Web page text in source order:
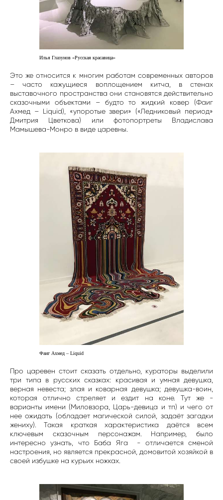
Илья Глазунов «Русская красавица»
Это же относится к многим работам современных авторов
– часто кажущиеся воплощением китча, в стенах
выставочного пространства они становятся действительно
сказочными объектами – будто то жидкий ковер (Фаиг
Ахмед – Liquid), «упоротые звери» («Ледниковый период»
Дмитрия Цветкова) или фотопортреты Владислава
Мамышева-Монро в виде царевны.
Фаиг Ахмед – Liquid
Про царевен стоит сказать отдельно, кураторы выделили
три типа в русских сказках: красивая и умная девушка,
верная невеста; злая и коварная девушка; девушка-воин,
которая отлично стреляет и ездит на коне. Тут же -
варианты имени (Миловзора, Царь-девица и тп) и чего от
нее ожидать (обладает магической силой, задаёт загадки
жениху). Такая краткая характеристика даётся всем
ключевым сказочным персонажам. Например, было
интересно узнать, что Баба Яга - отличается сменой
настроения, но является прекрасной, домовитой хозяйкой в
своей избушке на курьих ножках.